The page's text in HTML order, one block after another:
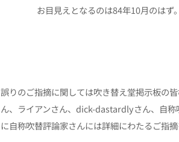
お目見えとなるのは84年10月のは
誤りのご指摘に関しては吹き替え堂掲示板の
ん、ライアンさん、dick-dastardlyさん、自称
に自称吹替評論家さんには詳細にわたるご指